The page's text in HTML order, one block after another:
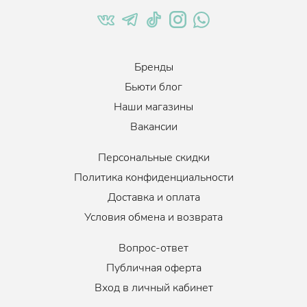
Бренды
Бьюти блог
Наши магазины
Вакансии
Персональные скидки
Политика конфиденциальности
Доставка и оплата
Условия обмена и возврата
Вопрос-ответ
Публичная оферта
Вход в личный кабинет